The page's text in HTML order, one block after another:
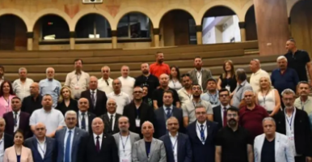
Gaziantep
Giresun
Gümüşhane
Hakkari
Hatay